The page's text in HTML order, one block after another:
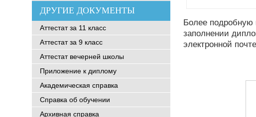
Более
заполнении
электронной
ДРУГИЕ ДОКУМЕНТЫ
Аттестат за 11 класс
Аттестат за 9 класс
Аттестат вечерней школы
Приложение к диплому
Академическая справка
Справка об обучении
Архивная справка